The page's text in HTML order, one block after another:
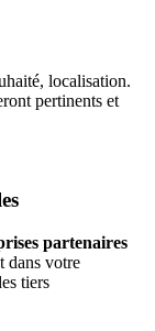
localisation.
pertinents et
partenaires
dans votre
tiers